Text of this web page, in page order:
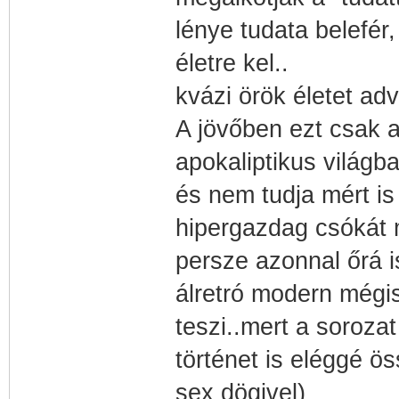
lénye tudata
életre kel..
kvázi örök életet
A jövőben ezt csak
apokaliptikus
és nem tudja mért
hipergazdag
persze azonnal őrá
álretró modern
teszi..mert a
történet is eléggé
sex dögivel)